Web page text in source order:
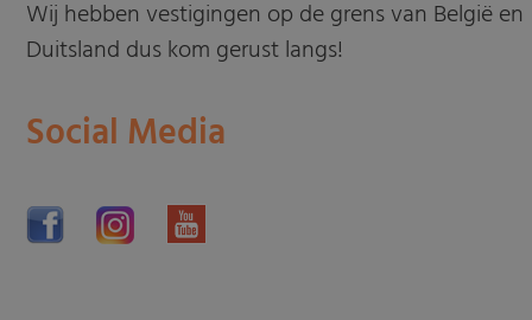
Wij hebben vestigingen op de grens van België en
Duitsland dus kom gerust langs!
Social Media